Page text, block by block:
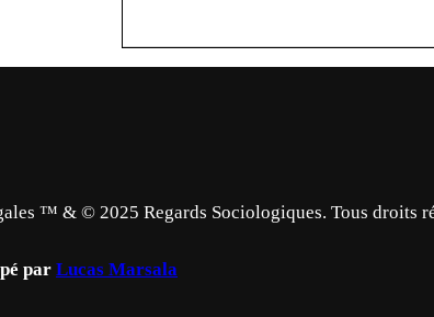
™ & © 2025 Regards Sociologiques. Tous droits
par Lucas Marsala